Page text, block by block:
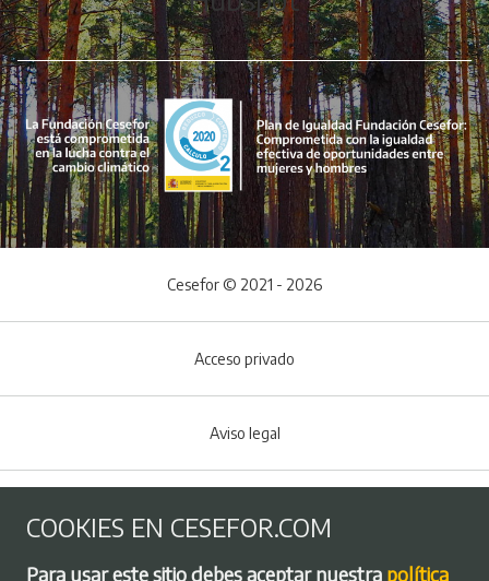
Menú del pie
Cesefor © 2021 - 2026
Acceso privado
Aviso legal
COOKIES EN CESEFOR.COM
Para usar este sitio debes aceptar nuestra política